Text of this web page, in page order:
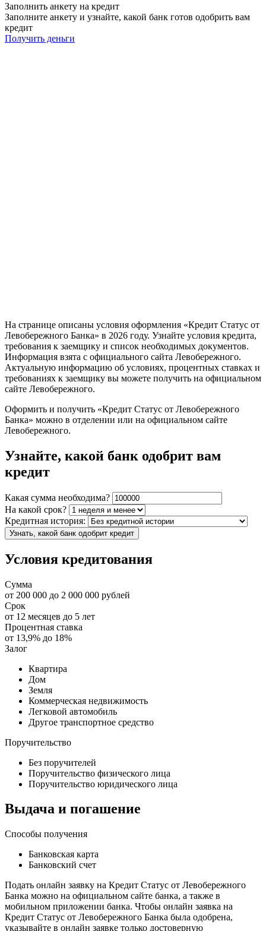
Заполнить анкету на кредит
Заполните анкету и узнайте, какой банк готов одобрить вам
кредит
Получить деньги
На странице описаны условия оформления «Кредит Статус от
Левобережного Банка» в 2026 году. Узнайте условия кредита,
требования к заемщику и список необходимых документов.
Информация взята с официального сайта Левобережного.
Актуальную информацию об условиях, процентных ставках и
требованиях к заемщику вы можете получить на официальном
сайте Левобережного.
Оформить и получить «Кредит Статус от Левобережного
Банка» можно в отделении или на официальном сайте
Левобережного.
Узнайте, какой банк одобрит вам
кредит
Какая сумма необходима?
На какой срок?
Кредитная история:
Узнать, какой банк одобрит кредит
Условия кредитования
Сумма
от 200 000 до 2 000 000 рублей
Срок
от 12 месяцев до 5 лет
Процентная ставка
от 13,9% до 18%
Залог
Квартира
Дом
Земля
Коммерческая недвижимость
Легковой автомобиль
Другое транспортное средство
Поручительство
Без поручителей
Поручительство физического лица
Поручительство юридического лица
Выдача и погашение
Способы получения
Банковская карта
Банковский счет
Подать онлайн заявку на Кредит Статус от Левобережного
Банка можно на официальном сайте банка, а также в
мобильном приложении банка. Чтобы онлайн заявка на
Кредит Статус от Левобережного Банка была одобрена,
указывайте в онлайн заявке только достоверную